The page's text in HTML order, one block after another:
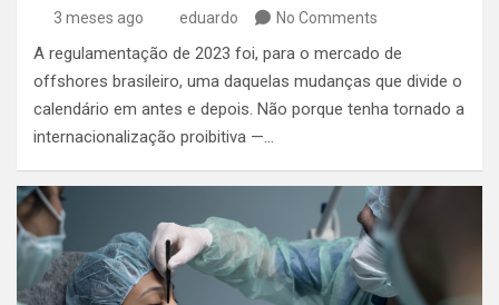
3 meses ago eduardo No Comments
A regulamentação de 2023 foi, para o mercado de
offshores brasileiro, uma daquelas mudanças que divide o
calendário em antes e depois. Não porque tenha tornado a
internacionalização proibitiva —…